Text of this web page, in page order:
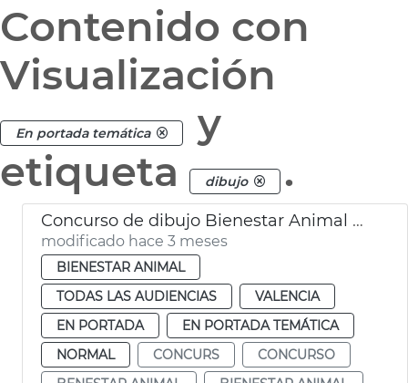
Contenido con
Visualización
En portada temática
y
etiqueta
dibujo .
Concurso de dibujo Bienestar Animal València
modificado hace 3 meses
BIENESTAR ANIMAL
TODAS LAS AUDIENCIAS
VALENCIA
EN PORTADA
EN PORTADA TEMÁTICA
NORMAL
CONCURS
CONCURSO